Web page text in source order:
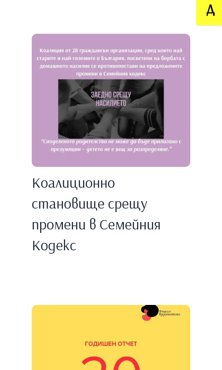
Д
Коалиционно
становище срещу
промени в Семейния
Кодекс